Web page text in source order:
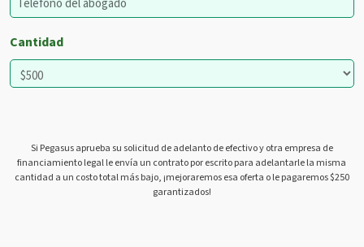
Cantidad
Si Pegasus aprueba su solicitud de adelanto de efectivo y otra empresa de
financiamiento legal le envía un contrato por escrito para adelantarle la misma
cantidad a un costo total más bajo, ¡mejoraremos esa oferta o le pagaremos $250
garantizados!